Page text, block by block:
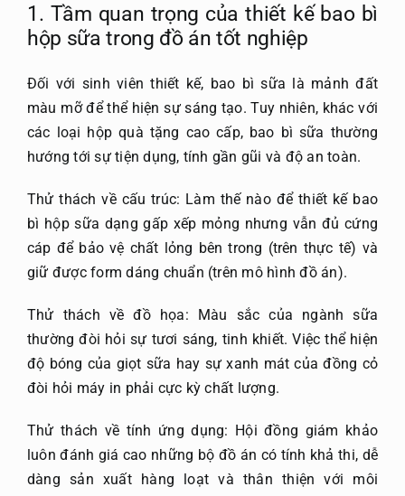
1. Tầm quan trọng của thiết kế bao bì
hộp sữa trong đồ án tốt nghiệp
Đối với sinh viên thiết kế, bao bì sữa là mảnh đất
màu mỡ để thể hiện sự sáng tạo. Tuy nhiên, khác với
các loại hộp quà tặng cao cấp, bao bì sữa thường
hướng tới sự tiện dụng, tính gần gũi và độ an toàn.
Thử thách về cấu trúc: Làm thế nào đểthiết kế bao
bì hộp sữa dạng gấp xếp mỏng nhưng vẫn đủ cứng
cáp để bảo vệ chất lỏng bên trong (trên thực tế) và
giữ được form dáng chuẩn (trên mô hình đồ án).
Thử thách về đồ họa: Màu sắc của ngành sữa
thường đòi hỏi sự tươi sáng, tinh khiết. Việc thể hiện
độ bóng của giọt sữa hay sự xanh mát của đồng cỏ
đòi hỏi máy in phải cực kỳ chất lượng.
Thử thách về tính ứng dụng: Hội đồng giám khảo
luôn đánh giá cao những bộ đồ án có tính khả thi, dễ
dàng sản xuất hàng loạt và thân thiện với môi